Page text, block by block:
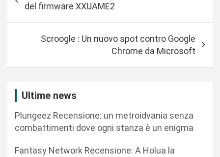
a
del firmware XXUAME2
Scroogle : Un nuovo spot contro Google
Chrome da Microsoft
Ultime news
Plungeez Recensione: un metroidvania senza
combattimenti dove ogni stanza è un enigma
Fantasy Network Recensione: A Holua la